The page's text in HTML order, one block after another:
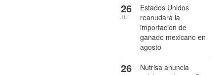
Estados Unidos
reanudará la
importación de
ganado mexicano en
agosto
26
JUL
Nutrisa anuncia
26